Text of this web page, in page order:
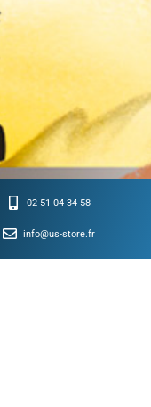
02 51 04 34 58
info@us-store.fr